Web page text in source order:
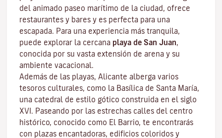
del animado paseo marítimo de la ciudad, ofrece
restaurantes y bares y es perfecta para una
escapada. Para una experiencia más tranquila,
puede explorar la cercana playa de San Juan,
conocida por su vasta extensión de arena y su
ambiente vacacional.
Además de las playas, Alicante alberga varios
tesoros culturales, como la Basílica de Santa María,
una catedral de estilo gótico construida en el siglo
XVI. Paseando por las estrechas calles del centro
histórico, conocido como El Barrio, te encontrarás
con plazas encantadoras, edificios coloridos y